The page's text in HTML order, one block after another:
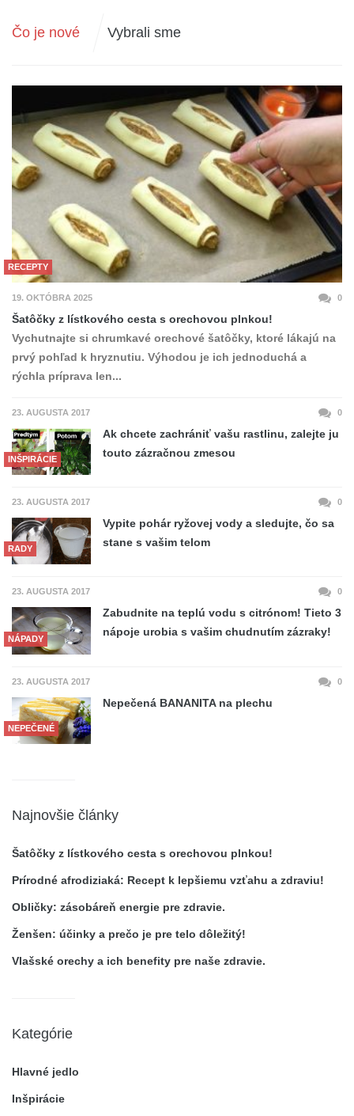
Čo je nové Vybrali sme
RECEPTY
19. OKTÓBRA 2025 0
Šatôčky z lístkového cesta s orechovou plnkou!
Vychutnajte si chrumkavé orechové šatôčky, ktoré lákajú na
prvý pohľad k hryznutiu. Výhodou je ich jednoduchá a
rýchla príprava len...
23. AUGUSTA 2017 0
INŠPIRÁCIE
Ak chcete zachrániť vašu rastlinu, zalejte ju
touto zázračnou zmesou
23. AUGUSTA 2017 0
RADY
Vypite pohár ryžovej vody a sledujte, čo sa
stane s vašim telom
23. AUGUSTA 2017 0
NÁPADY
Zabudnite na teplú vodu s citrónom! Tieto 3
nápoje urobia s vašim chudnutím zázraky!
23. AUGUSTA 2017 0
NEPEČENÉ
Nepečená BANANITA na plechu
Najnovšie články
Šatôčky z lístkového cesta s orechovou plnkou!
Prírodné afrodiziaká: Recept k lepšiemu vzťahu a zdraviu!
Obličky: zásobáreň energie pre zdravie.
Ženšen: účinky a prečo je pre telo dôležitý!
Vlašské orechy a ich benefity pre naše zdravie.
Kategórie
Hlavné jedlo
Inšpirácie